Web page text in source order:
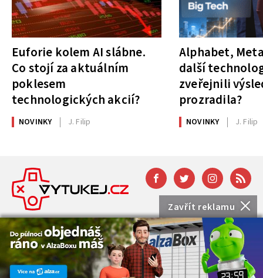
Zavřít reklamu
Euforie kolem AI slábne.
Co stojí za aktuálním
poklesem
technologických akcií?
NOVINKY J. Filip
Alphabet,
další
zveřejnili
prozradila?
NOVINKY J. Filip